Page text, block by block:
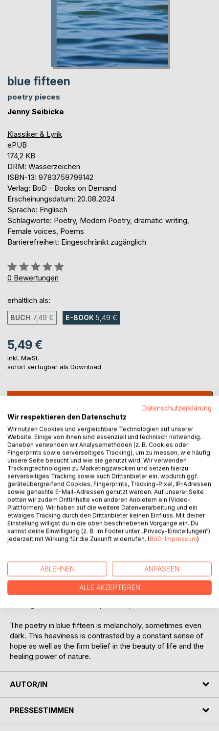
blue fifteen
poetry pieces
Jenny Seibicke
Klassiker & Lyrik
ePUB
174,2 KB
DRM: Wasserzeichen
ISBN-13: 9783759799142
Verlag: BoD - Books on Demand
Erscheinungsdatum: 20.08.2024
Sprache: Englisch
Schlagworte: Poetry, Modern Poetry, dramatic writing,
Female voices, Poems
Barrierefreiheit: Eingeschränkt zugänglich
Bewertung::
0%
0 Bewertungen
erhältlich als:
BUCH 7,49 € E-BOOK 5,49 €
5,49 €
inkl. MwSt.
sofort verfügbar als Download
Auf die Merkliste
Titel bewerten
BESCHREIBUNG
blue fifteen is a collection of poetry that spans 15 years and
author.
The collection also includes the dramatic poem Where the
Sleeping Meet the Dead, first put on stage as a rehearsed
The poetry in blue fifteen is melancholy, sometimes even
dark. This heaviness is contrasted by a constant sense of
hope as well as the firm belief in the beauty of life and the
healing power of nature.
AUTOR/IN
PRESSESTIMMEN
Datenschutzerklärung
Wir respektieren den Datenschutz
Wir nutzen Cookies und vergleichbare Technologien auf unserer
Website. Einige von ihnen sind essenziell und technisch notwendig.
Daneben verwenden wir Analysemethoden (z. B. Cookies oder
Fingerprints sowie serverseitiges Tracking), um zu messen, wie häufig
unsere Seite besucht und wie sie genutzt wird. Wir verwenden
Trackingtechnologien zu Marketingzwecken und setzen hierzu
serverseitiges Tracking sowie auch Drittanbieter ein, wodurch ggf.
geräteübergreifend Cookies, Fingerprints, Tracking-Pixel, IP-Adressen
sowie gehashte E-Mail-Adressen genutzt werden. Auf unserer Seite
betten wir zudem Drittinhalte von anderen Anbietern ein (Video-
Plattformen). Wir haben auf die weitere Datenverarbeitung und ein
etwaiges Tracking durch den Drittanbieter keinen Einfluss. Mit deiner
Einstellung willigst du in die oben beschriebenen Vorgänge ein. Du
kannst deine Einwilligung (z. B. im Footer unter „Privacy-Einstellungen“)
jederzeit mit Wirkung für die Zukunft widerrufen. (BoD-Impressum)
ABLEHNEN ANPASSEN
ALLE AKZEPTIEREN